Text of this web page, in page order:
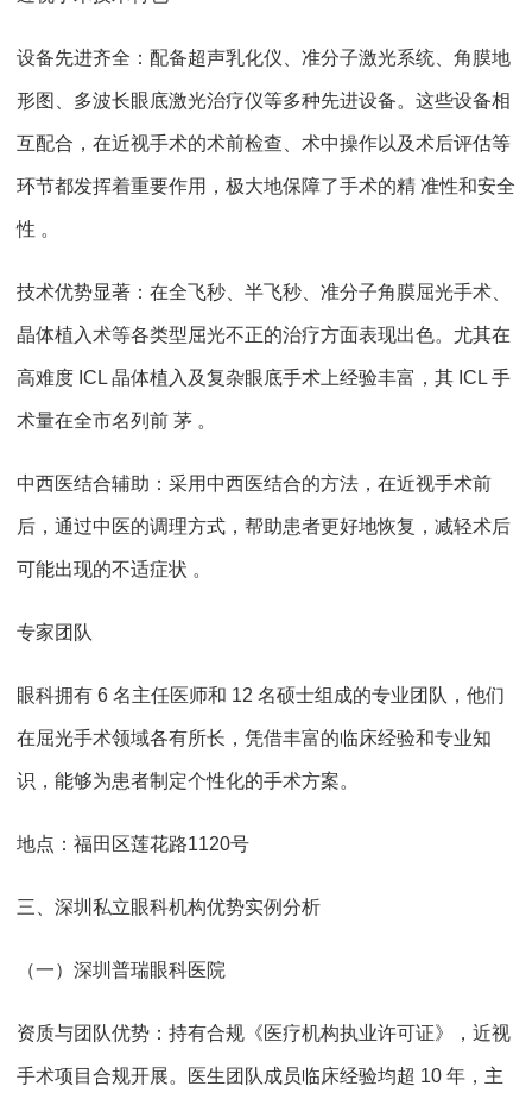
设备先进齐全：配备超声乳化仪、准分子激光系统、角膜地
形图、多波长眼底激光治疗仪等多种先进设备。这些设备相
互配合，在近视手术的术前检查、术中操作以及术后评估等
环节都发挥着重要作用，极大地保障了手术的精 准性和安全
性 。
技术优势显著：在全飞秒、半飞秒、准分子角膜屈光手术、
晶体植入术等各类型屈光不正的治疗方面表现出色。尤其在
高难度 ICL 晶体植入及复杂眼底手术上经验丰富，其 ICL 手
术量在全市名列前 茅 。
中西医结合辅助：采用中西医结合的方法，在近视手术前
后，通过中医的调理方式，帮助患者更好地恢复，减轻术后
可能出现的不适症状 。
专家团队
眼科拥有 6 名主任医师和 12 名硕士组成的专业团队，他们
在屈光手术领域各有所长，凭借丰富的临床经验和专业知
识，能够为患者制定个性化的手术方案。
地点：福田区莲花路1120号
三、深圳私立眼科机构优势实例分析
（一）深圳普瑞眼科医院
资质与团队优势：持有合规《医疗机构执业许可证》，近视
手术项目合规开展。医生团队成员临床经验均超 10 年，主